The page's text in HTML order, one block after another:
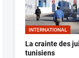
INTERNATIONAL
La crainte des
tunisiens